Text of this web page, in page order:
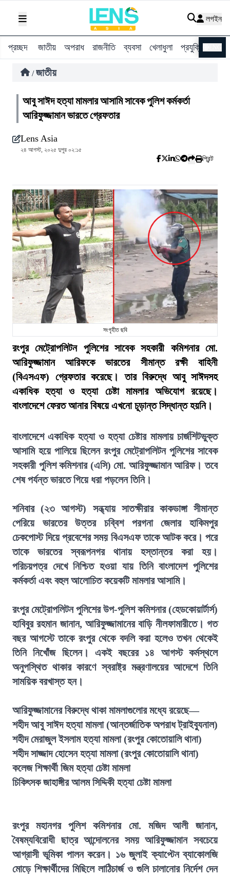
লগইন
প্রচ্ছদ জাতীয় অপরাধ রাজনীতি ব্যবসা খেলাধুলা প্রযুক্তি
/ জাতীয়
আবু সাঈদ হত্যা মামলার আসামি সাবেক পুলিশ কর্মকর্তা
আরিফুজ্জামান ভারতে গ্রেফতার
Lens Asia
২৪ আগস্ট, ২০২৫ দুপুর ০২:১৫
প্রিন্ট
সংগৃহীত ছবি
রংপুর মেট্রোপলিটন পুলিশের সাবেক সহকারী কমিশনার মো.
আরিফুজ্জামান আরিফকে ভারতের সীমান্ত রক্ষী বাহিনী
(বিএসএফ) গ্রেফতার করেছে। তার বিরুদ্ধে আবু সাঈদসহ
একাধিক হত্যা ও হত্যা চেষ্টা মামলার অভিযোগ রয়েছে।
বাংলাদেশে ফেরত আনার বিষয়ে এখনো চূড়ান্ত সিদ্ধান্ত হয়নি।
বাংলাদেশে একাধিক হত্যা ও হত্যা চেষ্টার মামলায় চার্জশিটভুক্ত
আসামি হয়ে পালিয়ে ছিলেন রংপুর মেট্রোপলিটন পুলিশের সাবেক
সহকারী পুলিশ কমিশনার (এসি) মো. আরিফুজ্জামান আরিফ। তবে
শেষ পর্যন্ত ভারতে গিয়ে ধরা পড়লেন তিনি।
শনিবার (২৩ আগস্ট) সন্ধ্যায় সাতক্ষীরার কাকডাঙ্গা সীমান্ত
পেরিয়ে ভারতের উত্তর চব্বিশ পরগনা জেলার হাকিমপুর
চেকপোস্ট দিয়ে প্রবেশের সময় বিএসএফ তাকে আটক করে। পরে
তাকে ভারতের স্বরূপনগর থানায় হস্তান্তর করা হয়।
পরিচয়পত্র দেখে নিশ্চিত হওয়া যায় তিনি বাংলাদেশ পুলিশের
কর্মকর্তা এবং বহুল আলোচিত কয়েকটি মামলার আসামি।
রংপুর মেট্রোপলিটন পুলিশের উপ-পুলিশ কমিশনার (হেডকোয়ার্টার্স)
হাবিবুর রহমান জানান, আরিফুজ্জামানের বাড়ি নীলফামারীতে। গত
বছর আগস্টে তাকে রংপুর থেকে বদলি করা হলেও তখন থেকেই
তিনি নিখোঁজ ছিলেন। একই বছরের ১৪ আগস্ট কর্মস্থলে
অনুপস্থিত থাকার কারণে স্বরাষ্ট্র মন্ত্রণালয়ের আদেশে তিনি
সাময়িক বরখাস্ত হন।
আরিফুজ্জামানের বিরুদ্ধে থাকা মামলাগুলোর মধ্যে রয়েছে—
শহীদ আবু সাঈদ হত্যা মামলা (আন্তর্জাতিক অপরাধ ট্রাইব্যুনাল)
শহীদ মেরাজুল ইসলাম হত্যা মামলা (রংপুর কোতোয়ালি থানা)
শহীদ সাজ্জাদ হোসেন হত্যা মামলা (রংপুর কোতোয়ালি থানা)
কলেজ শিক্ষার্থী জিম হত্যা চেষ্টা মামলা
চিকিৎসক জাহাঙ্গীর আলম সিদ্দিকী হত্যা চেষ্টা মামলা
রংপুর মহানগর পুলিশ কমিশনার মো. মজিদ আলী জানান,
বৈষম্যবিরোধী ছাত্র আন্দোলনের সময় আরিফুজ্জামান সবচেয়ে
আগ্রাসী ভূমিকা পালন করেন। ১৬ জুলাই ক্যাপ্টেন ব্যাকোলজি
মোড়ে শিক্ষার্থীদের মিছিলে লাঠিচার্জ ও গুলি চালানোর নির্দেশ দেন